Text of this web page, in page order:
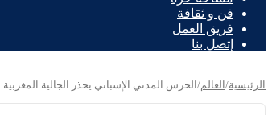
فن و ثقافة
فريق العمل
إتصل بنا
الرئيسية/ العالم/ الحرس المدني الإسباني يحذر الجالية